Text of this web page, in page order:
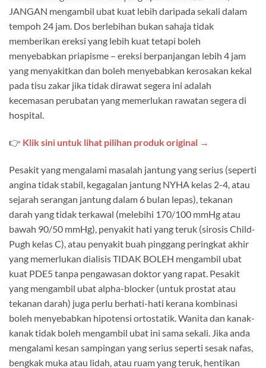
JANGAN mengambil ubat kuat lebih daripada sekali dalam
tempoh 24 jam. Dos berlebihan bukan sahaja tidak
memberikan ereksi yang lebih kuat tetapi boleh
menyebabkan priapisme – ereksi berpanjangan lebih 4 jam
yang menyakitkan dan boleh menyebabkan kerosakan kekal
pada tisu zakar jika tidak dirawat segera ini adalah
kecemasan perubatan yang memerlukan rawatan segera di
hospital.
👉 Klik sini untuk lihat pilihan produk original →
Pesakit yang mengalami masalah jantung yang serius (seperti
angina tidak stabil, kegagalan jantung NYHA kelas 2-4, atau
sejarah serangan jantung dalam 6 bulan lepas), tekanan
darah yang tidak terkawal (melebihi 170/100 mmHg atau
bawah 90/50 mmHg), penyakit hati yang teruk (sirosis Child-
Pugh kelas C), atau penyakit buah pinggang peringkat akhir
yang memerlukan dialisis TIDAK BOLEH mengambil ubat
kuat PDE5 tanpa pengawasan doktor yang rapat. Pesakit
yang mengambil ubat alpha-blocker (untuk prostat atau
tekanan darah) juga perlu berhati-hati kerana kombinasi
boleh menyebabkan hipotensi ortostatik. Wanita dan kanak-
kanak tidak boleh mengambil ubat ini sama sekali. Jika anda
mengalami kesan sampingan yang serius seperti sesak nafas,
bengkak muka atau lidah, atau ruam yang teruk, hentikan